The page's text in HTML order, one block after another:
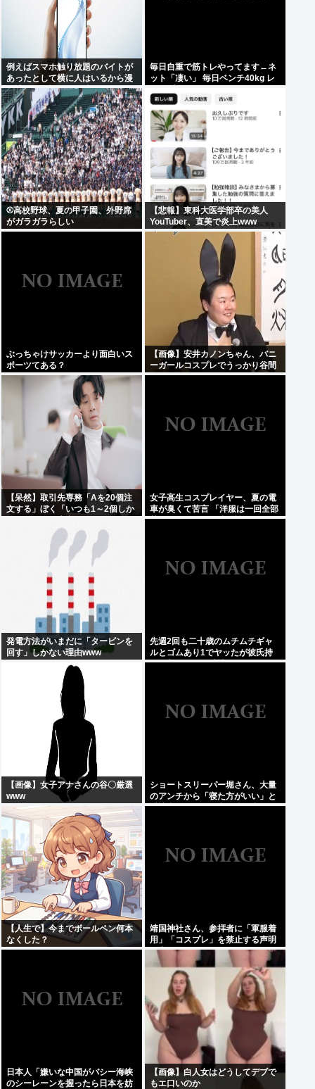
例えばスマホ触り放題のバイトが
あったとして横に人はいるから漫
画読むのは憚られる時って何すれ
ばいいの？
毎日自重で筋トレやってます←ネ
ット「凄い」 毎日ベンチ40kg レ
ト「笑」
⚾高校野球、夏の甲子園、外野席
がガラガラらしい
【悲報】東科大医学部卒の美人
YouTuber、直美で炎上www
ぶっちゃけサッカーより面白いス
ポーツてある？
【画像】安井カノンちゃん、バニ
ーガールコスプレでうっかり谷間
が見えてしまう
【呆然】取引先専務「Aを20個注
文する」ぼく「いつも1～2個しか
る？」取専「あってる」⇒結果！
女子高生コスプレイヤー、夏の電
車が臭くて苦言 「洋服は一回全部
熱湯につけよう！洗濯機はキッチ
発電方法がいまだに「タービンを
回す」しかない理由www
先週2回も二十歳のムチムチギャ
ルとゴムあり1でヤッたが彼氏持
ちと判明して脳破壊されとる
【画像】女子アナさんの谷〇厳選
www
ショートスリーパー堀さん、大量
のアンチから「寝た方がいい」と
誹謗中傷され配信中に泣き出して
【人生で】今までボールペン何本
なくした？
靖国神社さん、参拝者に「軍服着
用」「コスプレ」を禁止する声明
を出してしまうwww
日本人「嫌いな中国がバシー海峡
のシーレーンを握ったら日本を妨
【画像】白人女はどうしてデブで
もエ口いのか